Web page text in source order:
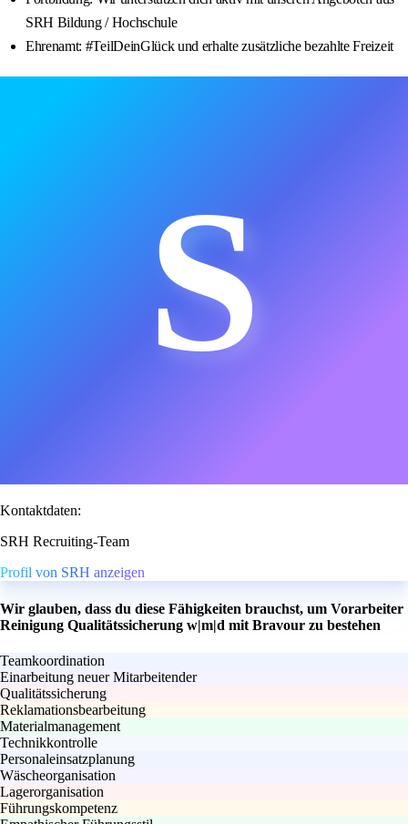
SRH Bildung / Hochschule
Ehrenamt: #TeilDeinGlück und erhalte zusätzliche bezahlte Freizeit
S
Kontaktdaten:
SRH Recruiting-Team
Profil von SRH anzeigen
Wir glauben, dass du diese Fähigkeiten brauchst, um Vorarbeiter
Reinigung Qualitätssicherung w|m|d mit Bravour zu bestehen
Teamkoordination
Einarbeitung neuer Mitarbeitender
Qualitätssicherung
Reklamationsbearbeitung
Materialmanagement
Technikkontrolle
Personaleinsatzplanung
Wäscheorganisation
Lagerorganisation
Führungskompetenz